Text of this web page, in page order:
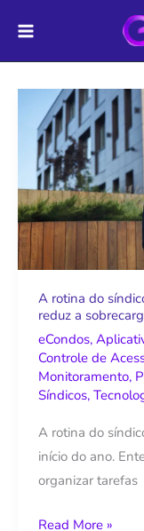
para
o
A rotina do
reduz a
eCondos,
Controle de
Monitoramento,
Síndicos,
A rotina do
início do ano.
organizar tarefas
rotina
do
síndico
moderno
e
como
a
tecnologia
reduz
a
sobrecarga
no
a
dia
Read More »